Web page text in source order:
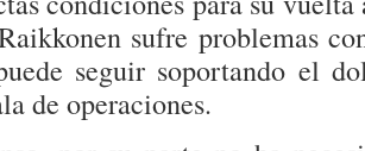
sufre problemas
seguir soportando el
de operaciones.